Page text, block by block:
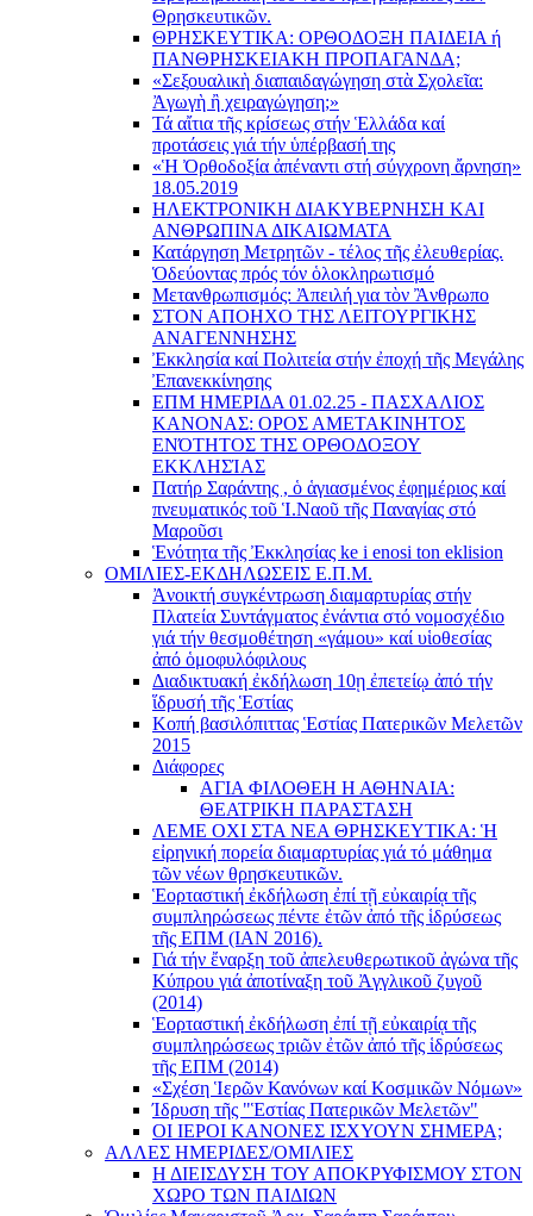
Θρησκευτικῶν.
ΘΡΗΣΚΕΥΤΙΚΑ: ΟΡΘΟΔΟΞΗ ΠΑΙΔΕΙΑ ή
ΠΑΝΘΡΗΣΚΕΙΑΚΗ ΠΡΟΠΑΓΑΝΔΑ;
«Σεξουαλικὴ διαπαιδαγώγηση στὰ Σχολεῖα:
Ἀγωγὴ ἢ χειραγώγηση;»
Τά αἴτια τῆς κρίσεως στήν Ἑλλάδα καί
προτάσεις γιά τήν ὑπέρβασή της
«Ἡ Ὀρθοδοξία ἀπέναντι στή σύγχρονη ἄρνηση»
18.05.2019
ΗΛΕΚΤΡΟΝΙΚΗ ΔΙΑΚΥΒΕΡΝΗΣΗ ΚΑΙ
ΑΝΘΡΩΠΙΝΑ ΔΙΚΑΙΩΜΑΤΑ
Κατάργηση Μετρητῶν - τέλος τῆς ἐλευθερίας.
Ὁδεύοντας πρός τόν ὁλοκληρωτισμό
Μετανθρωπισμός: Ἀπειλή για τὸν Ἂνθρωπο
ΣΤΟΝ ΑΠΟΗΧΟ ΤΗΣ ΛΕΙΤΟΥΡΓΙΚΗΣ
ΑΝΑΓΕΝΝΗΣΗΣ
Ἐκκλησία καί Πολιτεία στήν ἐποχή τῆς Μεγάλης
Ἐπανεκκίνησης
ΕΠΜ ΗΜΕΡΙΔΑ 01.02.25 - ΠΑΣΧΑΛΙΟΣ
ΚΑΝΟΝΑΣ: ΟΡΟΣ ΑΜΕΤΑΚΙΝΗΤΟΣ
ΕΝΌΤΗΤΟΣ ΤΗΣ ΟΡΘΟΔΟΞΟΥ
ΕΚΚΛΗΣΊΑΣ
Πατήρ Σαράντης , ὁ ἁγιασμένος ἐφημέριος καί
πνευματικός τοῦ Ἱ.Ναοῦ τῆς Παναγίας στό
Μαροῦσι
Ἑνότητα τῆς Ἐκκλησίας ke i enosi ton eklision
ΟΜΙΛΙΕΣ-ΕΚΔΗΛΩΣΕΙΣ Ε.Π.Μ.
Ἀνοικτή συγκέντρωση διαμαρτυρίας στήν
Πλατεία Συντάγματος ἐνάντια στό νομοσχέδιο
γιά τήν θεσμοθέτηση «γάμου» καί υἱοθεσίας
ἀπό ὁμοφυλόφιλους
Διαδικτυακή ἐκδήλωση 10ῃ ἐπετείῳ ἀπό τήν
ἵδρυσή τῆς Ἑστίας
Κοπή βασιλόπιττας Ἑστίας Πατερικῶν Μελετῶν
2015
Διάφορες
ΑΓΙΑ ΦΙΛΟΘΕΗ Η ΑΘΗΝΑΙΑ:
ΘΕΑΤΡΙΚΗ ΠΑΡΑΣΤΑΣΗ
ΛΕΜΕ ΟΧΙ ΣΤΑ ΝΕΑ ΘΡΗΣΚΕΥΤΙΚΑ: Ἡ
εἰρηνική πορεία διαμαρτυρίας γιά τό μάθημα
τῶν νέων θρησκευτικῶν.
Ἑορταστική ἐκδήλωση ἐπί τῇ εὐκαιρίᾳ τῆς
συμπληρώσεως πέντε ἐτῶν ἀπό τῆς ἱδρύσεως
τῆς ΕΠΜ (ΙΑΝ 2016).
Γιά τήν ἔναρξη τοῦ ἀπελευθερωτικοῦ ἀγώνα τῆς
Κύπρου γιά ἀποτίναξη τοῦ Ἀγγλικοῦ ζυγοῦ
(2014)
Ἑορταστική ἐκδήλωση ἐπί τῇ εὐκαιρίᾳ τῆς
συμπληρώσεως τριῶν ἐτῶν ἀπό τῆς ἱδρύσεως
τῆς ΕΠΜ (2014)
«Σχέση Ἱερῶν Κανόνων καί Κοσμικῶν Νόμων»
Ίδρυση τῆς "Ἑστίας Πατερικῶν Μελετῶν"
ΟΙ ΙΕΡΟΙ ΚΑΝΟΝΕΣ ΙΣΧΥΟΥΝ ΣΗΜΕΡΑ;
ΑΛΛΕΣ ΗΜΕΡΙΔΕΣ/ΟΜΙΛΙΕΣ
Η ΔΙΕΙΣΔΥΣΗ ΤΟΥ ΑΠΟΚΡΥΦΙΣΜΟΥ ΣΤΟΝ
ΧΩΡΟ ΤΩΝ ΠΑΙΔΙΩΝ